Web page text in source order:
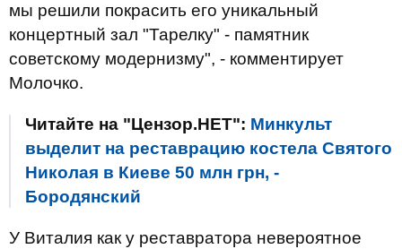
мы решили покрасить его уникальный
концертный зал "Тарелку" - памятник
советскому модернизму", - комментирует
Молочко.
Читайте на "Цензор.НЕТ": Минкульт
выделит на реставрацию костела Святого
Николая в Киеве 50 млн грн, -
Бородянский
У Виталия как у реставратора невероятное